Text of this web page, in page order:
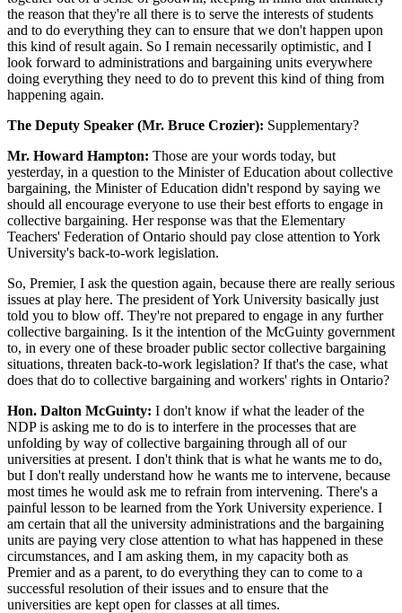
the reason that they're all there is to serve the interests of students
and to do everything they can to ensure that we don't happen upon
this kind of result again. So I remain necessarily optimistic, and I
look forward to administrations and bargaining units everywhere
doing everything they need to do to prevent this kind of thing from
happening again.
The Deputy Speaker (Mr. Bruce Crozier): Supplementary?
Mr. Howard Hampton: Those are your words today, but
yesterday, in a question to the Minister of Education about collective
bargaining, the Minister of Education didn't respond by saying we
should all encourage everyone to use their best efforts to engage in
collective bargaining. Her response was that the Elementary
Teachers' Federation of Ontario should pay close attention to York
University's back-to-work legislation.
So, Premier, I ask the question again, because there are really serious
issues at play here. The president of York University basically just
told you to blow off. They're not prepared to engage in any further
collective bargaining. Is it the intention of the McGuinty government
to, in every one of these broader public sector collective bargaining
situations, threaten back-to-work legislation? If that's the case, what
does that do to collective bargaining and workers' rights in Ontario?
Hon. Dalton McGuinty: I don't know if what the leader of the
NDP is asking me to do is to interfere in the processes that are
unfolding by way of collective bargaining through all of our
universities at present. I don't think that is what he wants me to do,
but I don't really understand how he wants me to intervene, because
most times he would ask me to refrain from intervening. There's a
painful lesson to be learned from the York University experience. I
am certain that all the university administrations and the bargaining
units are paying very close attention to what has happened in these
circumstances, and I am asking them, in my capacity both as
Premier and as a parent, to do everything they can to come to a
successful resolution of their issues and to ensure that the
universities are kept open for classes at all times.